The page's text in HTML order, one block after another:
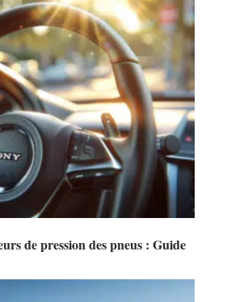
de pression des pneus : Guide